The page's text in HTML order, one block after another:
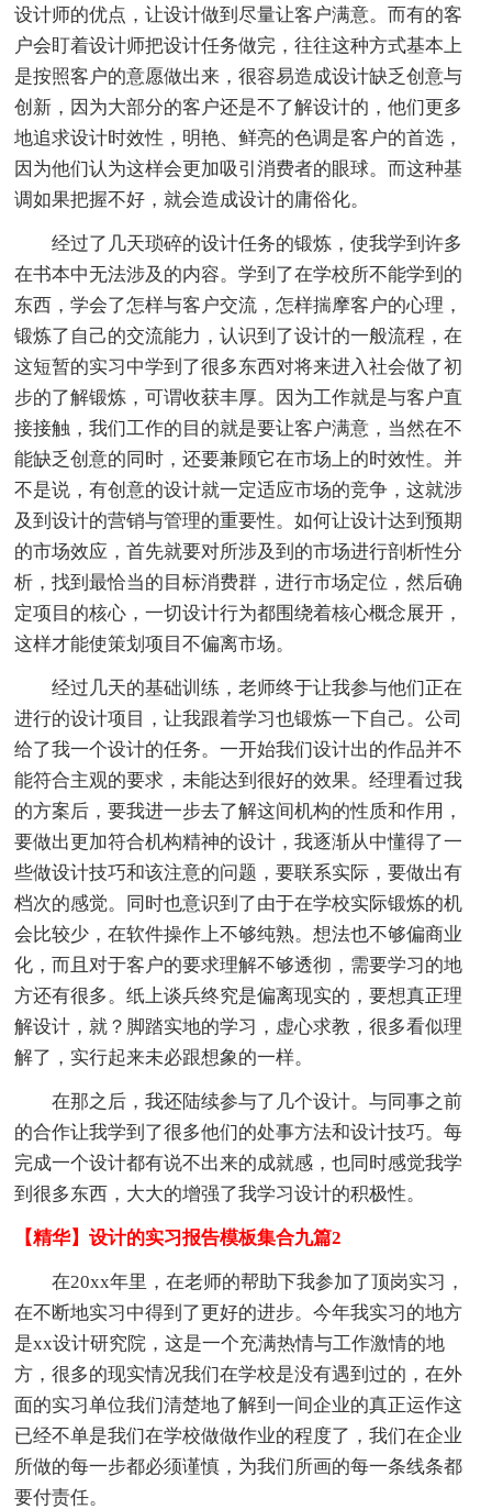
设计师的优点，让设计做到尽量让客户满意。而有的客
户会盯着设计师把设计任务做完，往往这种方式基本上
是按照客户的意愿做出来，很容易造成设计缺乏创意与
创新，因为大部分的客户还是不了解设计的，他们更多
地追求设计时效性，明艳、鲜亮的色调是客户的首选，
因为他们认为这样会更加吸引消费者的眼球。而这种基
调如果把握不好，就会造成设计的庸俗化。
经过了几天琐碎的设计任务的锻炼，使我学到许多
在书本中无法涉及的内容。学到了在学校所不能学到的
东西，学会了怎样与客户交流，怎样揣摩客户的心理，
锻炼了自己的交流能力，认识到了设计的一般流程，在
这短暂的实习中学到了很多东西对将来进入社会做了初
步的了解锻炼，可谓收获丰厚。因为工作就是与客户直
接接触，我们工作的目的就是要让客户满意，当然在不
能缺乏创意的同时，还要兼顾它在市场上的时效性。并
不是说，有创意的设计就一定适应市场的竞争，这就涉
及到设计的营销与管理的重要性。如何让设计达到预期
的市场效应，首先就要对所涉及到的市场进行剖析性分
析，找到最恰当的目标消费群，进行市场定位，然后确
定项目的核心，一切设计行为都围绕着核心概念展开，
这样才能使策划项目不偏离市场。
经过几天的基础训练，老师终于让我参与他们正在
进行的设计项目，让我跟着学习也锻炼一下自己。公司
给了我一个设计的任务。一开始我们设计出的作品并不
能符合主观的要求，未能达到很好的效果。经理看过我
的方案后，要我进一步去了解这间机构的性质和作用，
要做出更加符合机构精神的设计，我逐渐从中懂得了一
些做设计技巧和该注意的问题，要联系实际，要做出有
档次的感觉。同时也意识到了由于在学校实际锻炼的机
会比较少，在软件操作上不够纯熟。想法也不够偏商业
化，而且对于客户的要求理解不够透彻，需要学习的地
方还有很多。纸上谈兵终究是偏离现实的，要想真正理
解设计，就？脚踏实地的学习，虚心求教，很多看似理
解了，实行起来未必跟想象的一样。
在那之后，我还陆续参与了几个设计。与同事之前
的合作让我学到了很多他们的处事方法和设计技巧。每
完成一个设计都有说不出来的成就感，也同时感觉我学
到很多东西，大大的增强了我学习设计的积极性。
【精华】设计的实习报告模板集合九篇2
在20xx年里，在老师的帮助下我参加了顶岗实习，
在不断地实习中得到了更好的进步。今年我实习的地方
是xx设计研究院，这是一个充满热情与工作激情的地
方，很多的现实情况我们在学校是没有遇到过的，在外
面的实习单位我们清楚地了解到一间企业的真正运作这
已经不单是我们在学校做做作业的程度了，我们在企业
所做的每一步都必须谨慎，为我们所画的每一条线条都
要付责任。